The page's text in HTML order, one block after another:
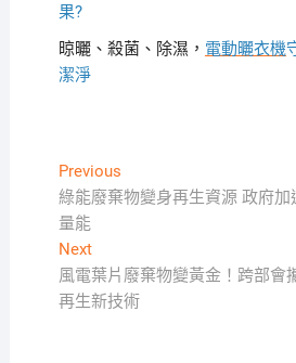
果?
晾曬、殺菌、除濕， 電動曬衣機
潔淨
文
章
導
覽
PreviousPrevious
post:
綠能廢棄物變身再生資源 政府
量能
NextNext
post:
風電葉片廢棄物變黃金！跨部會
再生新技術